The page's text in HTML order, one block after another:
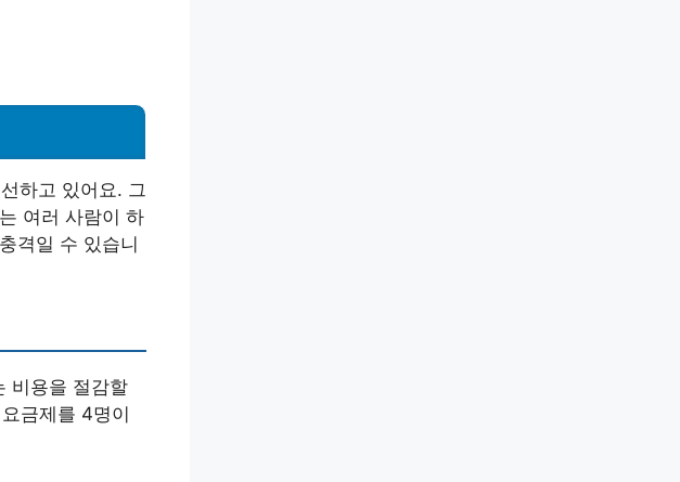
하고 있어요. 그
여러 사람이 하
격일 수 있습니
비용을 절감할
금제를 4명이